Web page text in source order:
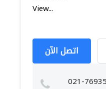
View...
اتصل الآن
021-